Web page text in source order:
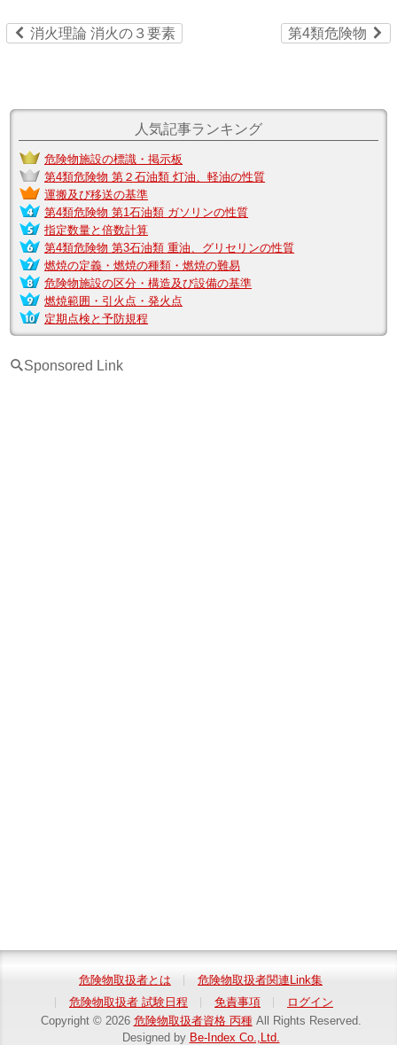
第4類危険物 ú
ù 消火理論 消火の３要素
人気記事ランキング
危険物施設の標識・掲示板
第4類危険物 第２石油類 灯油、軽油の性質
運搬及び移送の基準
第4類危険物 第1石油類 ガソリンの性質
指定数量と倍数計算
第4類危険物 第3石油類 重油、グリセリンの性質
燃焼の定義・燃焼の種類・燃焼の難易
危険物施設の区分・構造及び設備の基準
燃焼範囲・引火点・発火点
定期点検と予防規程
[Sponsored Link
危険物取扱者とは
危険物取扱者関連Link集
危険物取扱者 試験日程
免責事項
ログイン
Copyright © 2026 危険物取扱者資格 丙種All Rights Reserved.
Designed by Be-Index Co.,Ltd.